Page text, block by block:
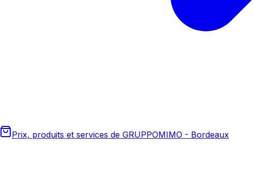
Prix, produits et services de GRUPPOMIMO - Bordeaux